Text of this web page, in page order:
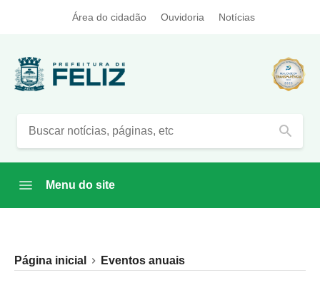
Área do cidadão Ouvidoria Notícias
search
Menu do site
Página inicial Eventos anuais